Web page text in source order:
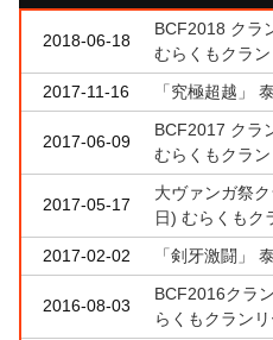
2018-06-18
BCF2018 クラ
むらくもクラ
2017-11-16
「究極超越」
2017-06-09
BCF2017 クラ
むらくもクラ
2017-05-17
大ヴァンガ祭
日) むらくもク
2017-02-02
「剣牙激闘」
2016-08-03
BCF2016クラ
らくもクラン